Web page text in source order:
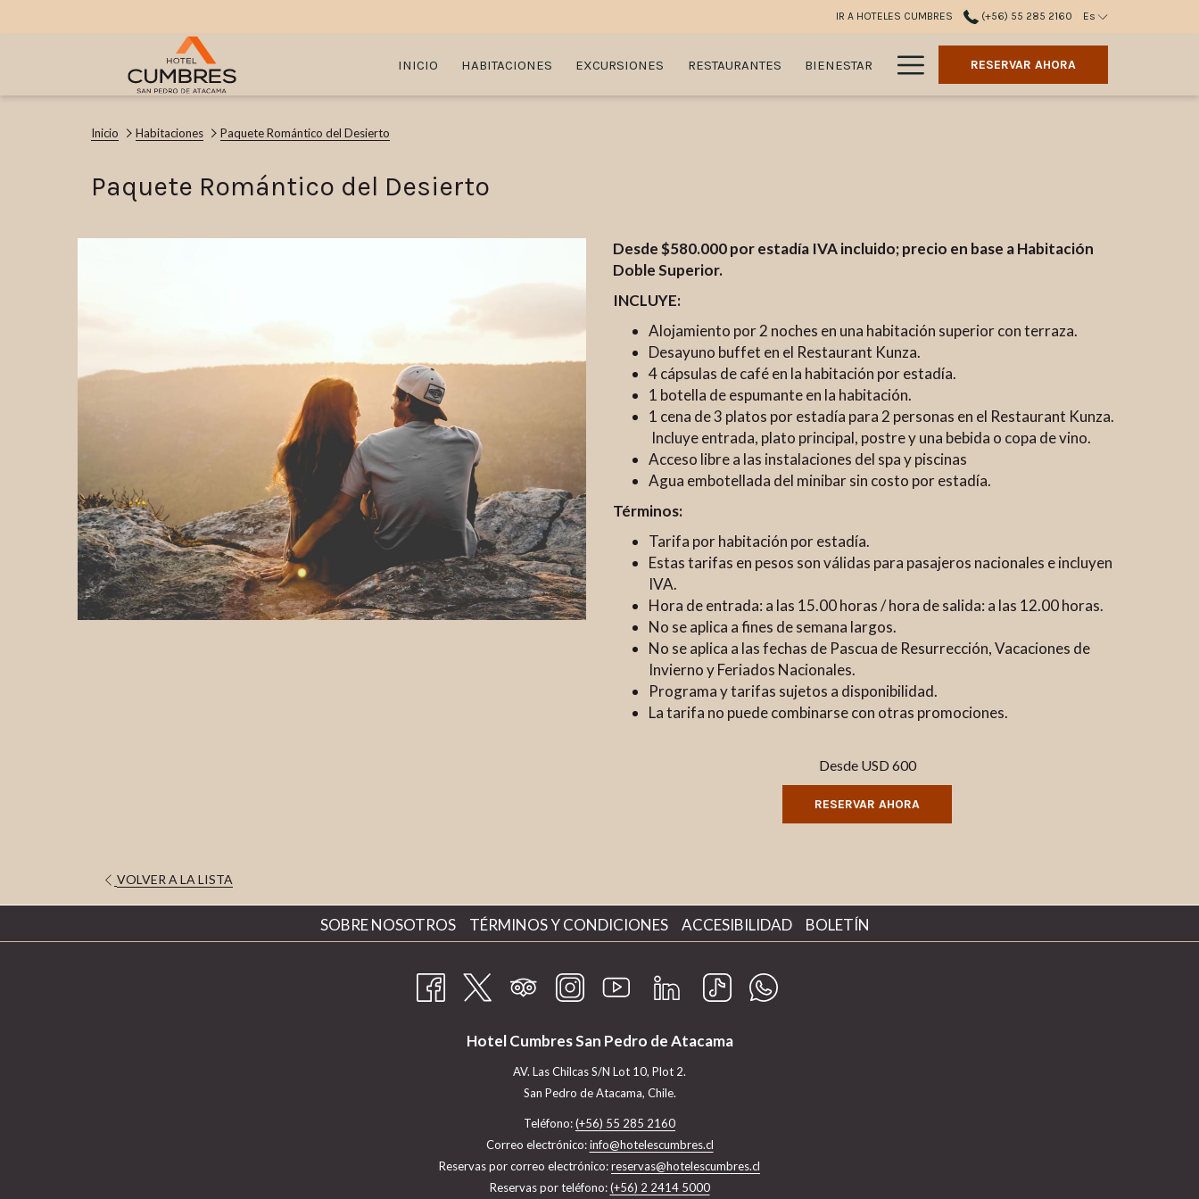
IR A HOTELES CUMBRES (+56) 55 285 2160 Es
INICIO HABITACIONES EXCURSIONES RESTAURANTES BIENESTAR Hamburger
Menu
RESERVAR AHORA
Inicio Habitaciones Paquete Romántico del Desierto
Paquete Romántico del Desierto
Desde $580.000 por estadía IVA incluido; precio en base a Habitación
Doble Superior.
INCLUYE:
Alojamiento por 2 noches en una habitación superior con terraza.
Desayuno buffet en el Restaurant Kunza.
4 cápsulas de café en la habitación por estadía.
1 botella de espumante en la habitación.
1 cena de 3 platos por estadía para 2 personas en el Restaurant Kunza.
Incluye entrada, plato principal, postre y una bebida o copa de vino.
Acceso libre a las instalaciones del spa y piscinas
Agua embotellada del minibar sin costo por estadía.
Términos:
Tarifa por habitación por estadía.
Estas tarifas en pesos son válidas para pasajeros nacionales e incluyen
IVA.
Hora de entrada: a las 15.00 horas / hora de salida: a las 12.00 horas.
No se aplica a fines de semana largos.
No se aplica a las fechas de Pascua de Resurrección, Vacaciones de
Invierno y Feriados Nacionales.
Programa y tarifas sujetos a disponibilidad.
La tarifa no puede combinarse con otras promociones.
Desde USD 600
RESERVAR AHORA
VOLVER A LA LISTA
SOBRE NOSOTROSABRE
EN
NUEVA
TÉRMINOS Y CONDICIONESABRE
EN
NUEVA
ACCESIBILIDADABRE
EN
BOLETÍN
Hotel Cumbres San Pedro de Atacama
AV. Las Chilcas S/N Lot 10, Plot 2.
San Pedro de Atacama, Chile.
Teléfono:(+56) 55 285 2160
Correo electrónico:info@hotelescumbres.cl
​Reservas por correo electrónico: ​reservas@hotelescumbres.cl
Reservas por teléfono:(+56) 2 2414 5000